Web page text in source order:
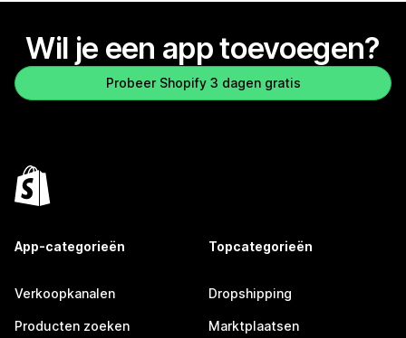
Wil je een app toevoegen?
Probeer Shopify 3 dagen gratis
App-categorieën
Verkoopkanalen
Producten zoeken
Topcategorieën
Dropshipping
Marktplaatsen